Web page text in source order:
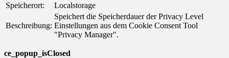
Speicherort:
Localstorage
Beschreibung:
Speichert die Speicherdauer der Privacy Level
Einstellungen aus dem Cookie Consent Tool
"Privacy Manager".
ce_popup_isClosed